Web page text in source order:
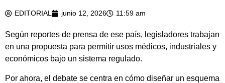
EDITORIAL junio 12, 2026 11:59 am
Según reportes de prensa de ese país, legisladores trabajan
en una propuesta para permitir usos médicos, industriales y
económicos bajo un sistema regulado.
Por ahora, el debate se centra en cómo diseñar un esquema